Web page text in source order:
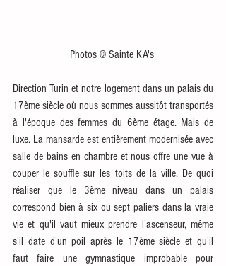
Photos © Sainte KA's
Direction Turin et notre logement dans un palais du
17ème siècle où nous sommes aussitôt transportés
à l'époque des femmes du 6ème étage. Mais de
luxe. La mansarde est entièrement modernisée avec
salle de bains en chambre et nous offre une vue à
couper le souffle sur les toits de la ville. De quoi
réaliser que le 3ème niveau dans un palais
correspond bien à six ou sept paliers dans la vraie
vie et qu'il vaut mieux prendre l'ascenseur, même
s'il date d'un poil après le 17ème siècle et qu'il
faut faire une gymnastique improbable pour